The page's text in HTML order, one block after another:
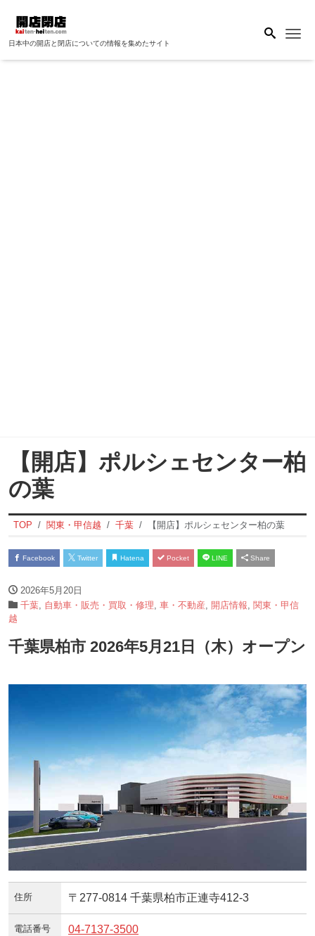
日本中の開店と閉店についての情報を集めたサイト
【開店】ポルシェセンター柏
の葉
TOP 関東・甲信越 千葉 【開店】ポルシェセンター柏の葉
Facebook Twitter Hatena Pocket LINE Share
2026年5月20日
千葉 自動車・販売・買取・修理 車・不動産 開店情報 関東・甲信
越
千葉県柏市 2026年5月21日（木）オープン
住所 〒277-0814 千葉県柏市正連寺412-3
電話番号 04-7137-3500